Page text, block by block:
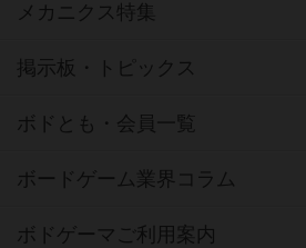
メカニクス特集
掲示板・トピックス
ボドとも・会員一覧
ボードゲーム業界コラム
ボドゲーマご利用案内